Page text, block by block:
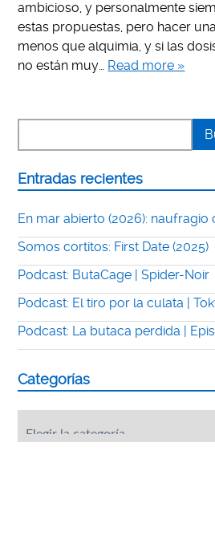
ambicioso, y personalmente
estas propuestas, pero hacer
menos que alquimia, y si las
no están muy… Read more »
Entradas recientes
En mar abierto (2026): naufragio
Somos cortitos: First Date (2025)
Podcast: ButaCage | Spider-Noir
Podcast: El tiro por la culata |
Podcast: La butaca perdida |
Categorías